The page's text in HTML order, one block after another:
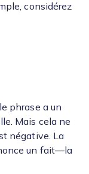
considérez
phrase a un
Mais cela ne
négative. La
un fait—la